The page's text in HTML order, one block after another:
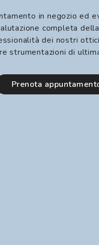
in negozio ed
completa
dei nostri
strumentazioni di
prenota